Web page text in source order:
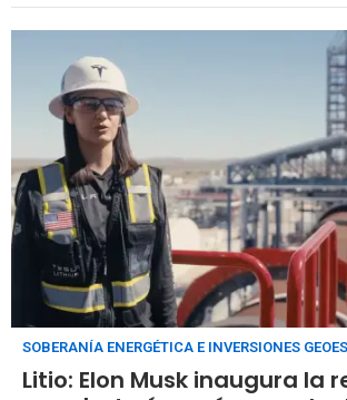
SOBERANÍA ENERGÉTICA E INVERSIONES
Litio: Elon Musk inaugura la